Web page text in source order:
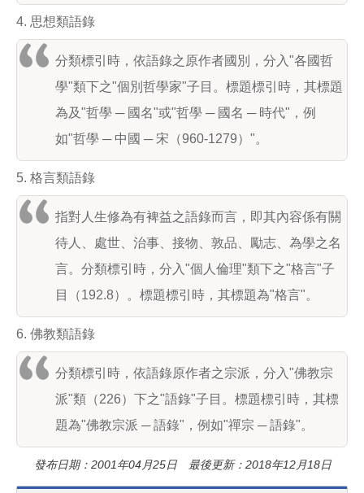
4. 思想類語錄
分類標引時，依語錄之原作者國別，分入"各國哲
學"類下之"個別哲學家"子目。標題標引時，其標題
為及"哲學 ─ 國名"或"哲學 ─ 國名 ─ 時代"，例
如"哲學 ─ 中國 ─ 宋（960-1279）"。
5. 格言類語錄
指對人生修為有裨益之語錄而言，即其內容係有關
待人、處世、治事、接物、敦品、勵志、為學之名
言。分類標引時，分入"個人倫理"類下之"格言"子
目（192.8）。標題標引時，其標題為"格言"。
6. 佛教類語錄
分類標引時，依語錄原作者之宗派，分入"佛教宗
派"類（226）下之"語錄"子目。標題標引時，其標
題為"佛教宗派 ─ 語錄"，例如"禪宗 ─ 語錄"。
發布日期：2001年04月25日 最後更新：2018年12月18日